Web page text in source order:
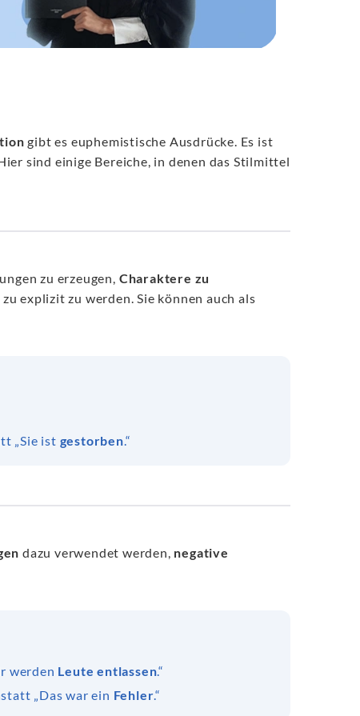
gibt es euphemistische Ausdrücke. Es ist
sind einige Bereiche, in denen das Stilmittel
zu erzeugen, Charaktere zu
zu explizit zu werden. Sie können auch als
„Sie ist gestorben.“
dazu verwendet werden, negative
werden Leute entlassen.“
„Das war ein Fehler.“